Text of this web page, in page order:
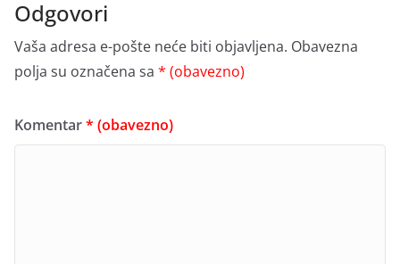
Odgovori
Vaša adresa e-pošte neće biti objavljena. Obavezna
polja su označena sa * (obavezno)
Komentar* (obavezno)